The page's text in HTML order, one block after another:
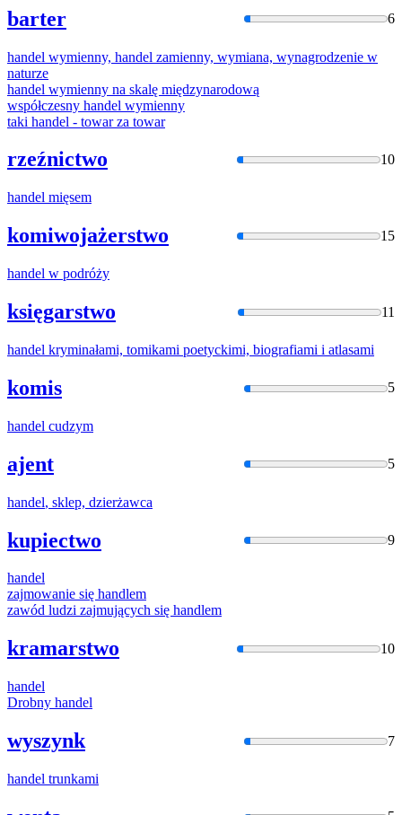
barter 6
handel wymienny, handel zamienny, wymiana, wynagrodzenie w
naturze
handel wymienny na skalę międzynarodową
współczesny handel wymienny
taki handel - towar za towar
rzeźnictwo 10
handel mięsem
komiwojażerstwo 15
handel w podróży
księgarstwo 11
handel kryminałami, tomikami poetyckimi, biografiami i atlasami
komis 5
handel cudzym
ajent 5
handel, sklep, dzierżawca
kupiectwo 9
handel
zajmowanie się handlem
zawód ludzi zajmujących się handlem
kramarstwo 10
handel
Drobny handel
wyszynk 7
handel trunkami